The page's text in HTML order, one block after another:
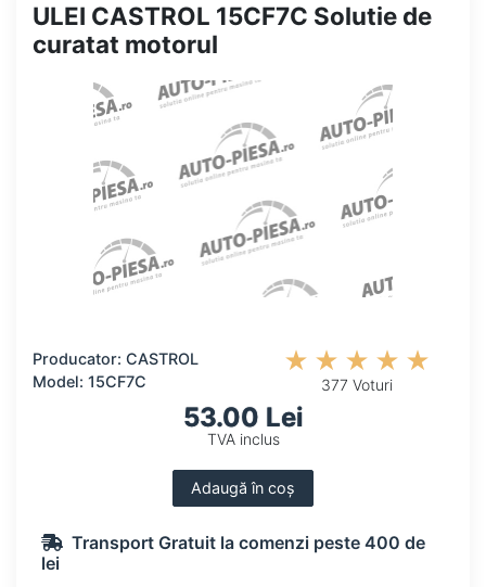
ULEI CASTROL 15CF7C Solutie de
curatat motorul
Producator: CASTROL
Model: 15CF7C
377 Voturi
53.00 Lei
TVA inclus
Adaugă în coș
Transport Gratuit la comenzi peste 400 de
lei